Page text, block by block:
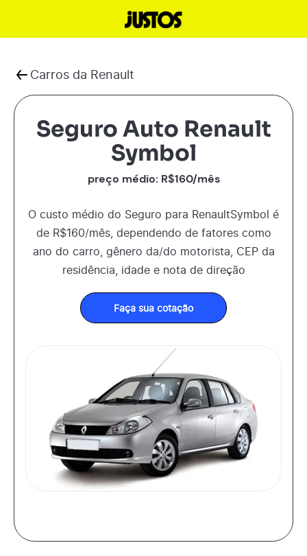
Carros da Renault
Seguro Auto Renault
Symbol
preço médio: R$160/mês
O custo médio do Seguro para RenaultSymbol é
de R$160/mês, dependendo de fatores como
ano do carro, gênero da/do motorista, CEP da
residência, idade e nota de direção
Faça sua cotação